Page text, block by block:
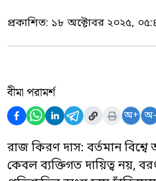
প্রকাশিত: ১৮ অক্টোবর ২০২৫,
বীমা পরামর্শ
অ+ অ-
রাজ কিরণ দাস: বর্তমান বিশ্বে
কেবল ব্যক্তিগত দায়িত্ব নয়, বরং